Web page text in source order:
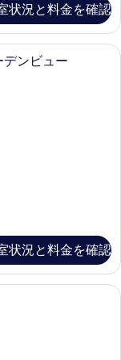
状況と料金を確認
ート ダブルベッド 2
デンビュー
状況と料金を確認
ビュー (Riviera) | 高級